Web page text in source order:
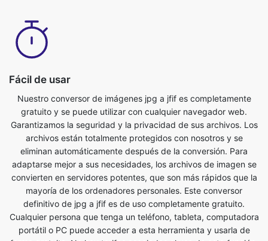
Fácil de usar
Nuestro conversor de imágenes jpg a jfif es completamente
gratuito y se puede utilizar con cualquier navegador web.
Garantizamos la seguridad y la privacidad de sus archivos. Los
eliminan automáticamente después de la conversión. Para
adaptarse mejor a sus necesidades, los archivos de imagen se
convierten en servidores potentes, que son más rápidos que la
mayoría de los ordenadores personales. Este conversor
definitivo de jpg a jfif es de uso completamente gratuito.
Cualquier persona que tenga un teléfono, tableta, computadora
portátil o PC puede acceder a esta herramienta y usarla de
forma gratuita. No hay tarifas asociadas al uso de esta función.